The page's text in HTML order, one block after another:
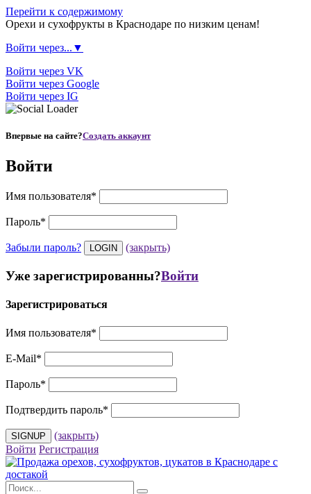
Перейти к содержимому
Орехи и сухофрукты в Краснодаре по низким ценам!
Войти через...▼
Войти через VK
Войти через Google
Войти через IG
Впервые на сайте?Создать аккаунт
Войти
Имя пользователя*
Пароль*
Забыли пароль? (закрыть)
Уже зарегистрированны?Войти
Зарегистрироваться
Имя пользователя*
E-Mail*
Пароль*
Подтвердить пароль*
(закрыть)
Войти Регистрация